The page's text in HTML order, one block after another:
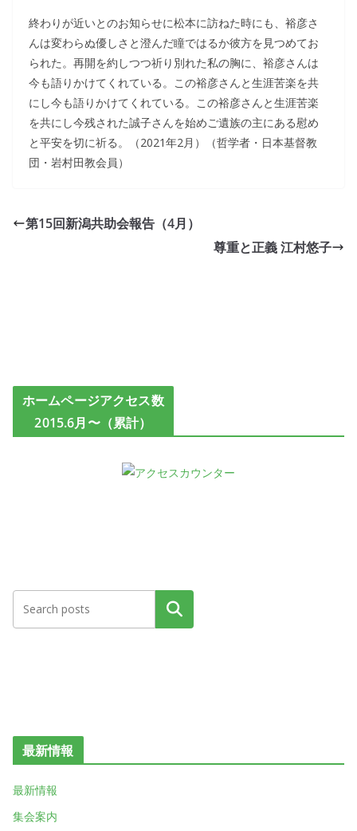
終わりが近いとのお知らせに松本に訪ねた時にも、裕彦さ
んは変わらぬ優しさと澄んだ瞳ではるか彼方を見つめてお
られた。再開を約しつつ祈り別れた私の胸に、裕彦さんは
今も語りかけてくれている。この裕彦さんと生涯苦楽を共
にし今も語りかけてくれている。この裕彦さんと生涯苦楽
を共にし今残された誠子さんを始めご遺族の主にある慰め
と平安を切に祈る。（2021年2月）（哲学者・日本基督教
団・岩村田教会員）
第15回新潟共助会報告（4月）
尊重と正義 江村悠子
ホームページアクセス数
2015.6月〜（累計）
検索
最新情報
最新情報
集会案内